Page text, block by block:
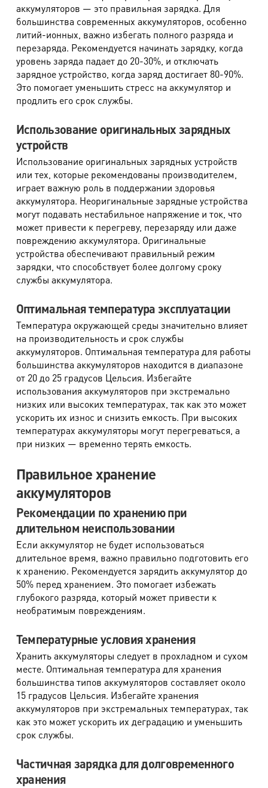
аккумуляторов — это правильная зарядка. Для
большинства современных аккумуляторов, особенно
литий-ионных, важно избегать полного разряда и
перезаряда. Рекомендуется начинать зарядку, когда
уровень заряда падает до 20-30%, и отключать
зарядное устройство, когда заряд достигает 80-90%.
Это помогает уменьшить стресс на аккумулятор и
продлить его срок службы.
Использование оригинальных зарядных
устройств
Использование оригинальных зарядных устройств
или тех, которые рекомендованы производителем,
играет важную роль в поддержании здоровья
аккумулятора. Неоригинальные зарядные устройства
могут подавать нестабильное напряжение и ток, что
может привести к перегреву, перезаряду или даже
повреждению аккумулятора. Оригинальные
устройства обеспечивают правильный режим
зарядки, что способствует более долгому сроку
службы аккумулятора.
Оптимальная температура эксплуатации
Температура окружающей среды значительно влияет
на производительность и срок службы
аккумуляторов. Оптимальная температура для работы
большинства аккумуляторов находится в диапазоне
от 20 до 25 градусов Цельсия. Избегайте
использования аккумуляторов при экстремально
низких или высоких температурах, так как это может
ускорить их износ и снизить емкость. При высоких
температурах аккумуляторы могут перегреваться, а
при низких — временно терять емкость.
Правильное хранение
аккумуляторов
Рекомендации по хранению при
длительном неиспользовании
Если аккумулятор не будет использоваться
длительное время, важно правильно подготовить его
к хранению. Рекомендуется зарядить аккумулятор до
50% перед хранением. Это помогает избежать
глубокого разряда, который может привести к
необратимым повреждениям.
Температурные условия хранения
Хранить аккумуляторы следует в прохладном и сухом
месте. Оптимальная температура для хранения
большинства типов аккумуляторов составляет около
15 градусов Цельсия. Избегайте хранения
аккумуляторов при экстремальных температурах, так
как это может ускорить их деградацию и уменьшить
срок службы.
Частичная зарядка для долговременного
хранения